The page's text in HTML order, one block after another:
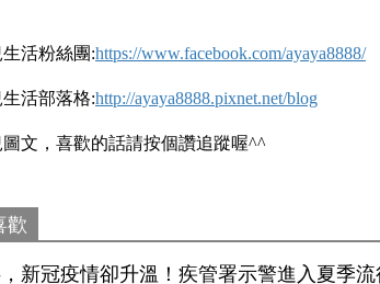
活粉絲團:https://www.facebook.com/ayaya8888/
活部落格:http://ayaya8888.pixnet.net/blog
文，喜歡的話請按個讚追蹤喔^^
歡
新冠疫情卻升溫！疾管署示警進入夏季流